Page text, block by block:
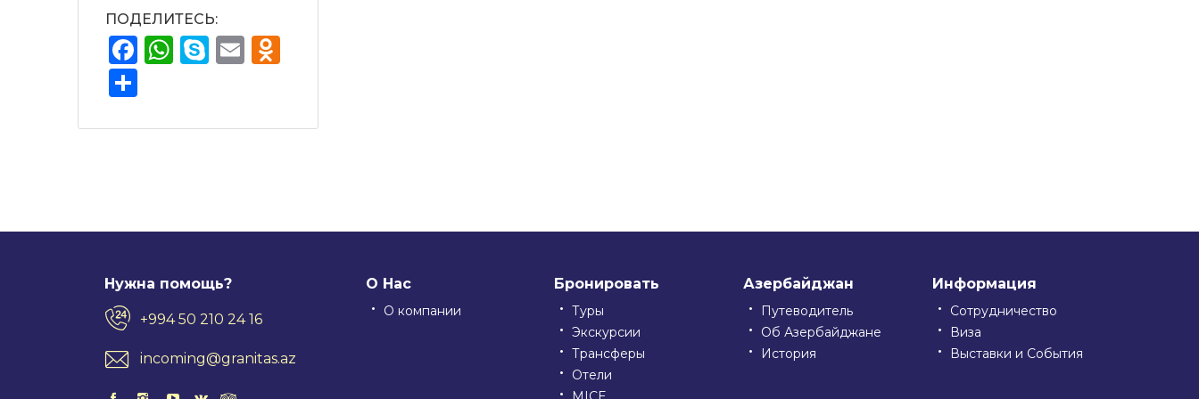
ПОДЕЛИТЕСЬ:
Facebook
WhatsApp
SkypeEmail
Нужна помощь?
+994 50 210 24 16
incoming@granitas.az
О Нас
О компании
Бронировать
Туры
Экскурсии
Трансферы
Отели
Азербайджан
Путеводитель
Об Азербайджане
История
Информация
Сотрудничество
Виза
Выставки и События